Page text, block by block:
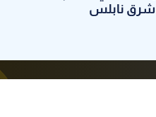
شرق نابلس